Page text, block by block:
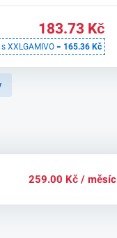
183.73 Kč
XXLGAMIVO = 165.36 Kč
259.00 Kč / měsíc